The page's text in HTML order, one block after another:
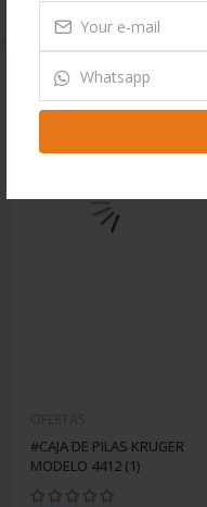
#CAJA DE PILAS KRUGER
MODELO 4412 (1)